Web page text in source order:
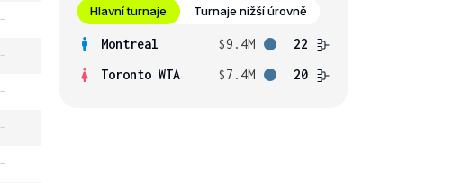
-
-
-
-
-
Hlavní turnaje Turnaje nižší úrovně
Montreal $9.4M
22
Toronto WTA
$7.4M 20